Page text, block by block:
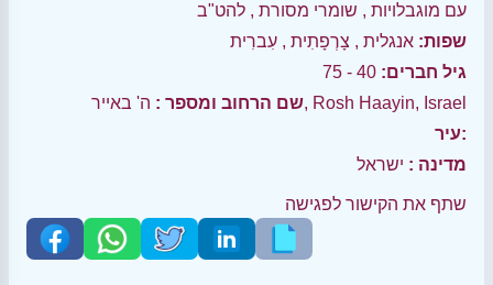
עם מוגבלויות , שומרי מסורת , להט"ב
שפות: אנגלית , צָרְפָתִית , עִברִית
גיל חברים: 40 - 75
שם הרחוב ומספר :ה' באייר, Rosh Haayin, Israel
עיר:
מדינה : ישראל
שתף את הקישור לפגישה